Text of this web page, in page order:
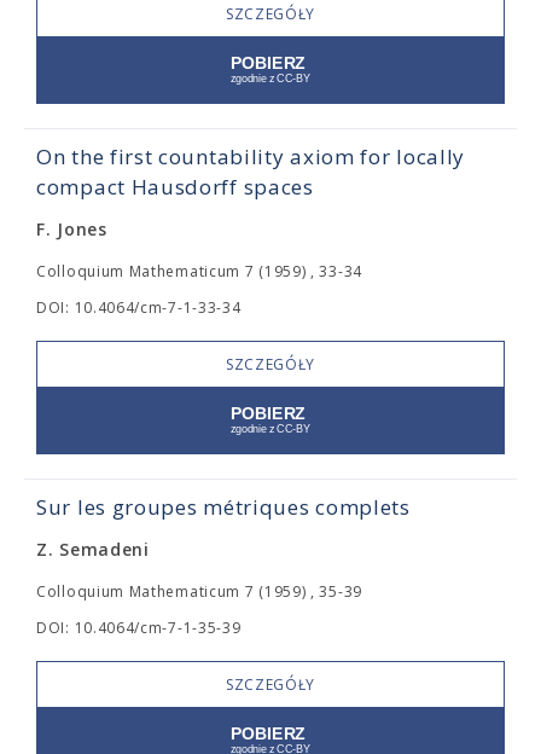
SZCZEGÓŁY
On the first countability axiom for locally
compact Hausdorff spaces
F. Jones
Colloquium Mathematicum 7 (1959) , 33-34
DOI: 10.4064/cm-7-1-33-34
SZCZEGÓŁY
Sur les groupes métriques complets
Z. Semadeni
Colloquium Mathematicum 7 (1959) , 35-39
DOI: 10.4064/cm-7-1-35-39
SZCZEGÓŁY